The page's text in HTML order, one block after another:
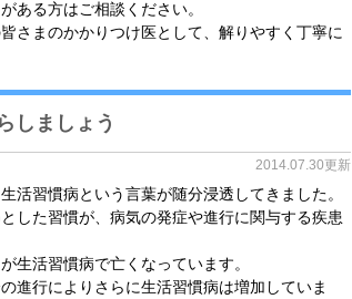
ある方はご相談ください。
さまのかかりつけ医として、解りやすく丁寧に
しましょう
2014.07.30更新
活習慣病という言葉が随分浸透してきました。
した習慣が、病気の発症や進行に関与する疾患
生活習慣病で亡くなっています。
進行によりさらに生活習慣病は増加していま